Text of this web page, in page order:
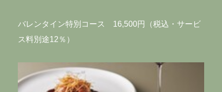
33F Azabudai Hills Mori JP Tower, 1-3-1,
Azabudai, Minato-ku, Tokyo, 106-0041, Japan
Nearest station
・Kamiyacho Station: directly connected to
バレンタイン特別コース 16,500円（税込・サービ
ス料別途12％）